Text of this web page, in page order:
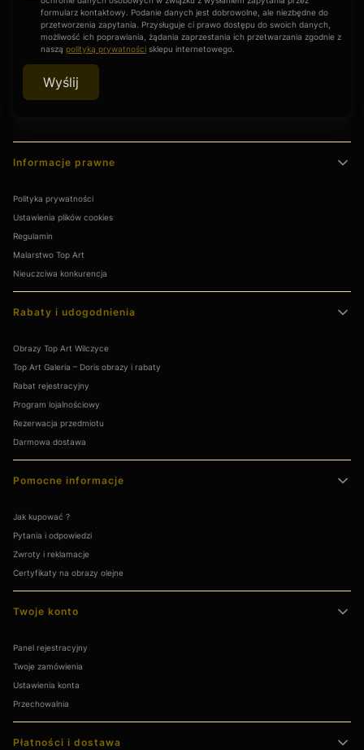
formularz kontaktowy. Podanie danych jest dobrowolne, ale niezbędne do
przetworzenia zapytania. Przysługuje ci prawo dostępu do swoich danych,
możliwość ich poprawiania, żądania zaprzestania ich przetwarzania zgodnie z
naszą polityką prywatności sklepu internetowego.
Wyślij
Linki w stopce
Informacje prawne
Polityka prywatności
Ustawienia plików cookies
Regulamin
Malarstwo Top Art
Nieuczciwa konkurencja
Rabaty i udogodnienia
Obrazy Top Art Wilczyce
Top Art Galeria – Doris obrazy i rabaty
Rabat rejestracyjny
Program lojalnościowy
Rezerwacja przedmiotu
Darmowa dostawa
Pomocne informacje
Jak kupować ?
Pytania i odpowiedzi
Zwroty i reklamacje
Certyfikaty na obrazy olejne
Twoje konto
Panel rejestracyjny
Twoje zamówienia
Ustawienia konta
Przechowalnia
Płatności i dostawa